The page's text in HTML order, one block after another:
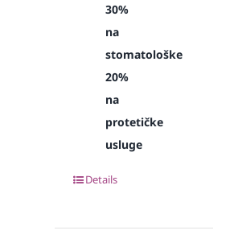
30%
na
stomatološke
20%
na
protetičke
usluge
Details